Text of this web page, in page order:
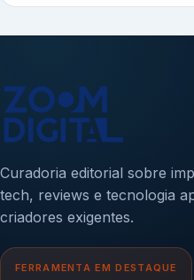
Curadoria editorial sobre
tech, reviews e tecnologia
criadores exigentes.
FERRAMENTA EM DESTAQUE